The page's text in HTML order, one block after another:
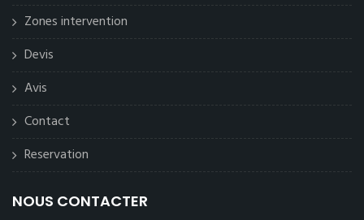
Zones intervention
Devis
Avis
Contact
Reservation
NOUS CONTACTER